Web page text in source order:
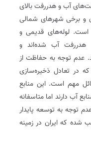
آب و هدررفت بالای
و برخی شهرهای شمالی
است. لوله‌های قدیمی و
هدررفت آب شده‌اند و
عدم توجه به حفاظت از
در تعادل ذخیره‌سازی
مهم است. این منابع
آب دارند اما متاسفانه
توجه به توسعه پایدار
شده که ایران در زمینه